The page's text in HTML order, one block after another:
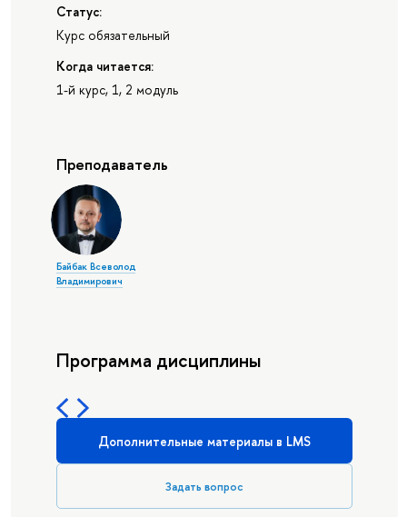
Статус:
Курс обязательный
Когда читается:
1-й курс, 1, 2 модуль
Преподаватель
Байбак Всеволод
Владимирович
Программа дисциплины
Дополнительные материалы в LMS
Задать вопрос